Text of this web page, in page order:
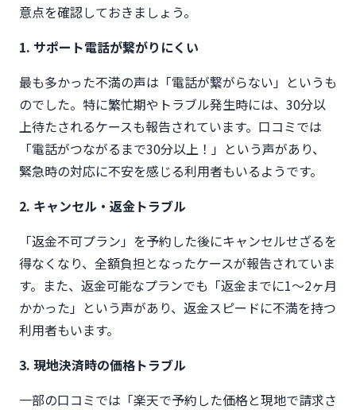
意点を確認しておきましょう。
1. サポート電話が繋がりにくい
最も多かった不満の声は「電話が繋がらない」というも
のでした。特に繁忙期やトラブル発生時には、30分以
上待たされるケースも報告されています。口コミでは
「電話がつながるまで30分以上！」という声があり、
緊急時の対応に不安を感じる利用者もいるようです。
2. キャンセル・返金トラブル
「返金不可プラン」を予約した後にキャンセルせざるを
得なくなり、全額負担となったケースが報告されていま
す。また、返金可能なプランでも「返金までに1〜2ヶ月
かかった」という声があり、返金スピードに不満を持つ
利用者もいます。
3. 現地決済時の価格トラブル
一部の口コミでは「楽天で予約した価格と現地で請求さ